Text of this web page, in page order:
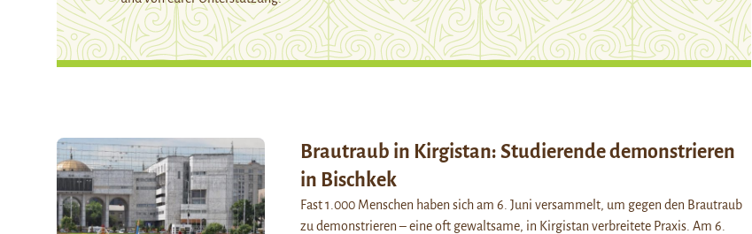
Brautraub in Kirgistan: Studierende demonstrieren
in Bischkek
Fast 1.000 Menschen haben sich am 6. Juni versammelt, um gegen den Brautraub
zu demonstrieren – eine oft gewaltsame, in Kirgistan verbreitete Praxis. Am 6.